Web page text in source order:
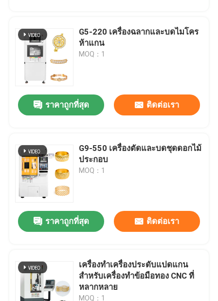
G5-220 เครื่องฉลากและบดไมโคร
ห้าแกน
MOQ：1
ราคาถูกที่สุด ติดต่อเรา
G9-550 เครื่องตัดและบดชุดดอกไม้
ประกอบ
MOQ：1
ราคาถูกที่สุด ติดต่อเรา
เครื่องทําเครื่องประดับแปดแกน
สําหรับเครื่องทําข้อมือทอง CNC ที่
หลากหลาย
MOQ：1